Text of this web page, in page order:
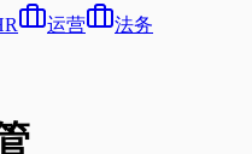
运营
法务